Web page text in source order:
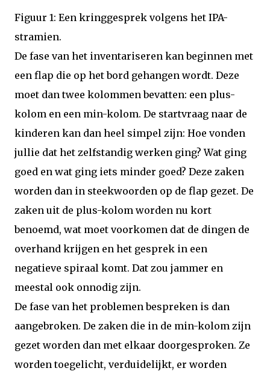
Figuur 1: Een kringgesprek volgens het IPA-
stramien.
De fase van het inventariseren kan beginnen met
een flap die op het bord gehangen wordt. Deze
moet dan twee kolommen bevatten: een plus-
kolom en een min-kolom. De startvraag naar de
kinderen kan dan heel simpel zijn: Hoe vonden
jullie dat het zelfstandig werken ging? Wat ging
goed en wat ging iets minder goed? Deze zaken
worden dan in steekwoorden op de flap gezet. De
zaken uit de plus-kolom worden nu kort
benoemd, wat moet voorkomen dat de dingen de
overhand krijgen en het gesprek in een
negatieve spiraal komt. Dat zou jammer en
meestal ook onnodig zijn.
De fase van het problemen bespreken is dan
aangebroken. De zaken die in de min-kolom zijn
gezet worden dan met elkaar doorgesproken. Ze
worden toegelicht, verduidelijkt, er worden